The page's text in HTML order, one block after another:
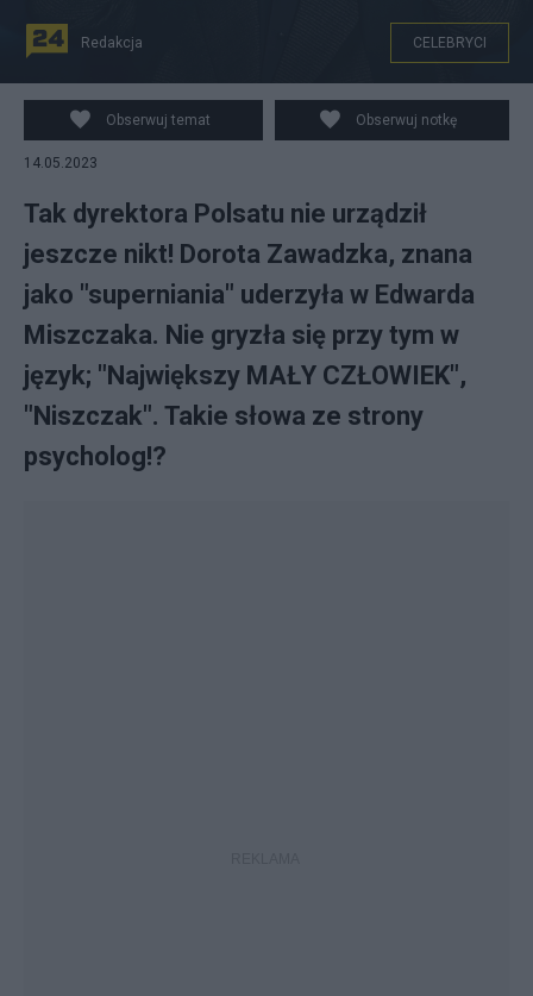
(Edward Miszczak krytykowany za zwolnienie Katarzyny
Dowbor. Fot. FOTON/PAP, commons.wikimedia.org)
Redakcja CELEBRYCI
Obserwuj temat Obserwuj notkę
14.05.2023
Tak dyrektora Polsatu nie urządził
jeszcze nikt! Dorota Zawadzka, znana
jako "superniania" uderzyła w Edwarda
Miszczaka. Nie gryzła się przy tym w
język; "Największy MAŁY CZŁOWIEK",
"Niszczak". Takie słowa ze strony
psycholog!?